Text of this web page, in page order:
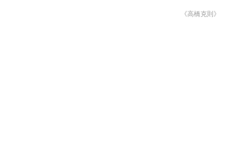
《高橋克則》